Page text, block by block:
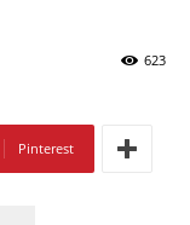
623
Pinterest